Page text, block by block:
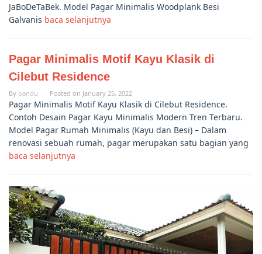
JaBoDeTaBek. Model Pagar Minimalis Woodplank Besi
Galvanis baca selanjutnya
Pagar Minimalis Motif Kayu Klasik di
Cilebut Residence
By pandu Posted on January 25, 2022
Pagar Minimalis Motif Kayu Klasik di Cilebut Residence.
Contoh Desain Pagar Kayu Minimalis Modern Tren Terbaru.
Model Pagar Rumah Minimalis (Kayu dan Besi) – Dalam
renovasi sebuah rumah, pagar merupakan satu bagian yang
baca selanjutnya